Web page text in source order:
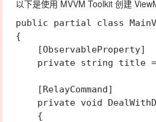
以下是使用 MVVM Toolkit 创建
public partial class
{
    [ObservableProperty]
private string title
    [RelayCommand]
private void
    {